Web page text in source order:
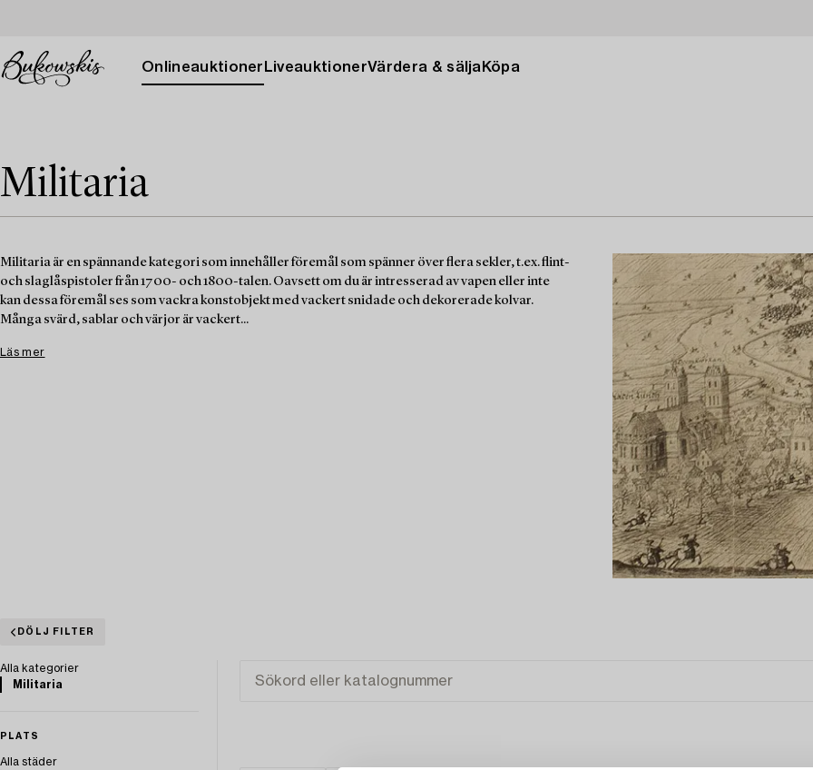
Onlineauktioner LiveauktionerVärdera & sälja Köpa
Militaria
Militaria är en spännande kategori som innehåller föremål som spänner över flera sekler, t.ex. flint-
och slaglåspistoler från 1700- och 1800-talen. Oavsett om du är intresserad av vapen eller inte
kan dessa föremål ses som vackra konstobjekt med vackert snidade och dekorerade kolvar.
Många svärd, sablar och värjor är vackert...
Läs mer
DÖLJ FILTER
Alla kategorier
Militaria
PLATS
Alla städer